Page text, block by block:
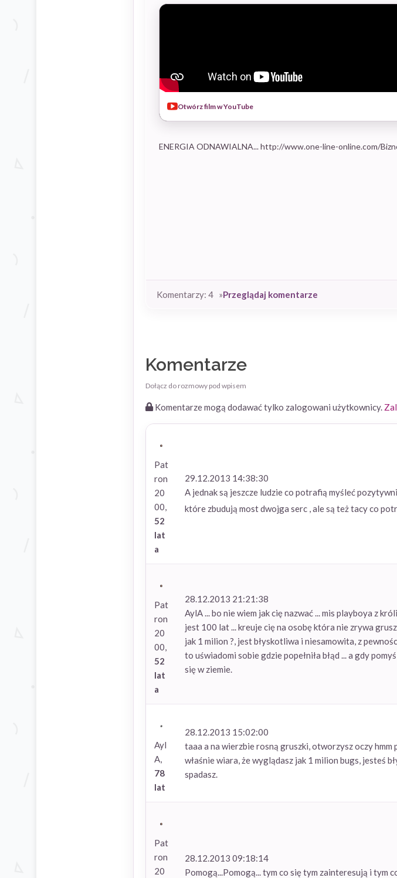
Otwórz film w YouTube
ENERGIA ODNAWIALNA... http://www.one-line-online.com/
Komentarzy: 4 »Przeglądaj komentarze
Komentarze
Dołącz do rozmowy pod wpisem
Komentarze mogą dodawać tylko zalogowani użytkownicy.
Pat
ron
20
00,
52
lat
a
29.12.2013 14:38:30
A jednak są jeszcze ludzie co potrafią myśleć
które zbudują most dwojga serc , ale są też tacy co
Pat
ron
20
00,
52
lat
a
28.12.2013 21:21:38
AylA ... bo nie wiem jak cię nazwać ... mis playboya z
jest 100 lat ... kreuje cię na osobę która nie zrywa
jak 1 milion ?, jest błyskotliwa i niesamowita, z
to uświadomi sobie gdzie popełniła błąd ... a gdy
się w ziemie.
Ayl
A,
78
lat
28.12.2013 15:02:00
taaa a na wierzbie rosną gruszki, otworzysz oczy
właśnie wiara, że wyglądasz jak 1 milion bugs, jesteś
spadasz.
Pat
ron
20
28.12.2013 09:18:14
Pomogą...Pomogą... tym co się tym zainteresują i tym